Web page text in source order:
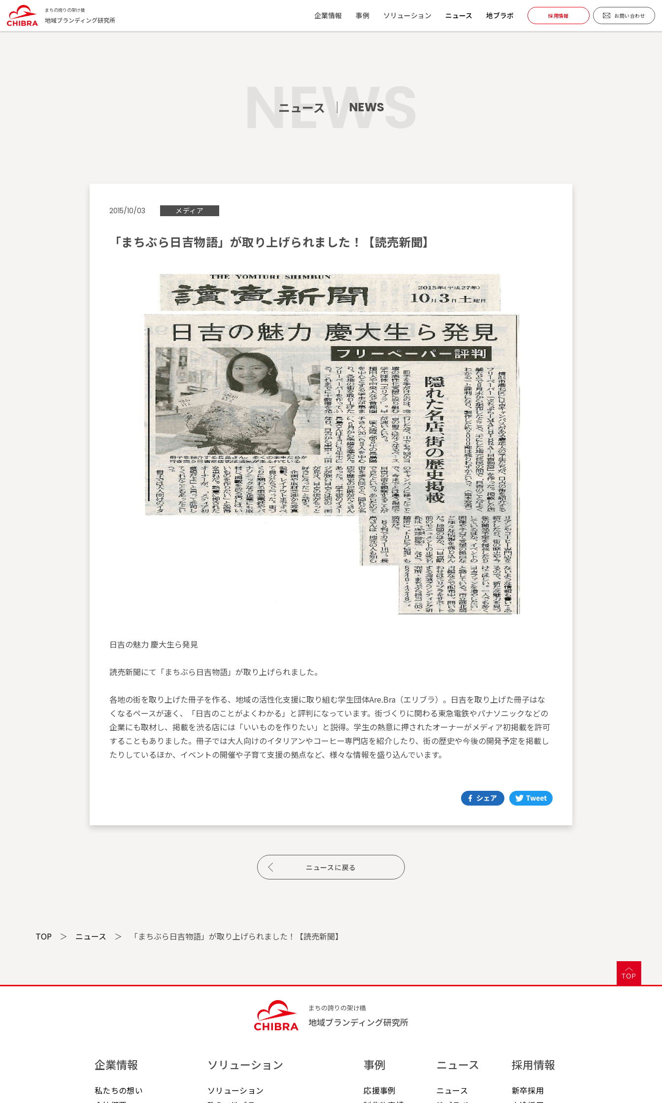
まちの誇りの架け橋
地域ブランディング研究所 企業情報 事例 ソリューション ニュース 地ブラボ 採用情報 お問い合わせ
ニュース NEWS
2015/10/03 メディア
「まちぶら日吉物語」が取り上げられました！【読売新聞】
日吉の魅力 慶大生ら発見
読売新聞にて「まちぶら日吉物語」が取り上げられました。
各地の街を取り上げた冊子を作る、地域の活性化支援に取り組む学生団体Are.Bra（エリブラ）。日吉を取り上げた冊子はな
くなるペースが速く、「日吉のことがよくわかる」と評判になっています。街づくりに関わる東急電鉄やパナソニックなどの
企業にも取材し、掲載を渋る店には「いいものを作りたい」と説得。学生の熱意に押されたオーナーがメディア初掲載を許可
することもありました。冊子では大人向けのイタリアンやコーヒー専門店を紹介したり、街の歴史や今後の開発予定を掲載し
たりしているほか、イベントの開催や子育て支援の拠点など、様々な情報を盛り込んでいます。
ニュースに戻る
TOP ＞ ニュース ＞ 「まちぶら日吉物語」が取り上げられました！【読売新聞】
まちの誇りの架け橋
地域ブランディング研究所
企業情報
私たちの想い
ソリューション
ソリューション
事例
応援事例
ニュース
ニュース
採用情報
新卒採用